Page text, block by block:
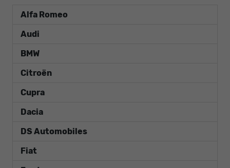
Alfa Romeo
Audi
BMW
Citroën
Cupra
Dacia
DS Automobiles
Fiat